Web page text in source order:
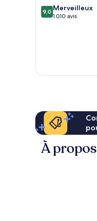
9.0
sur
9,0 Merveilleux
1 010 avis
À